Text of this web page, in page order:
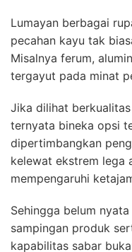
Lumayan berbagai
pecahan kayu tak
Misalnya ferum,
tergayut pada minat
Jika dilihat
ternyata bineka opsi
dipertimbangkan
kelewat ekstrem lega
mempengaruhi
Sehingga belum
sampingan produk
kapabilitas sabar